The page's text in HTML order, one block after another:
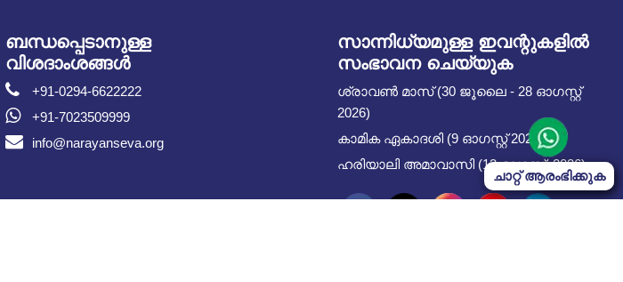
Start Chat
ചാറ്റ് ആരംഭിക്കുക
ബന്ധപ്പെടാനുള്ള
വിശദാംശങ്ങൾ
+91-0294-6622222
+91-7023509999
info@narayanseva.org
സാന്നിധ്യമുള്ള ഇവന്റുകളില്‍
സംഭാവന ചെയ്യുക
ശ്രാവൺ മാസ് (30 ജൂലൈ - 28 ഓഗസ്റ്റ്
2026)
കാമിക ഏകാദശി (9 ഓഗസ്റ്റ് 2026)
ഹരിയാലി അമാവാസി (12 ഓഗസ്റ്റ്, 2026)